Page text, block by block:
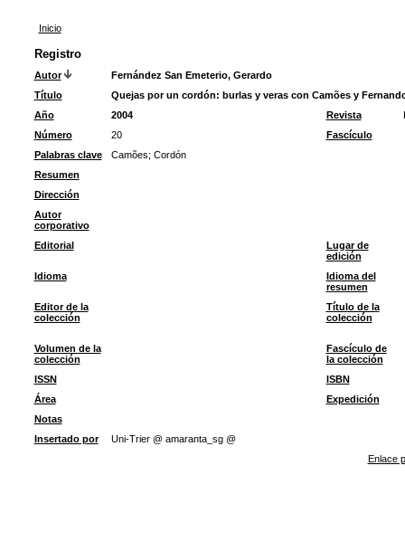
Inicio
Registro
Autor
Fernández San Emeterio, Gerardo
Título
Quejas por un cordón: burlas y veras con Camões y
Año
2004 Revista
Número
20
Fascículo
Palabras clave
Camões; Cordón
Resumen
Dirección
Autor
corporativo
Editorial
Lugar de
edición
Idioma
Idioma del
resumen
Editor de la
colección
Título de la
colección
Volumen de la
colección
Fascículo de
la colección
ISSN
ISBN
Área
Expedición
Notas
Insertado por
Uni-Trier @ amaranta_sg @
Enlace